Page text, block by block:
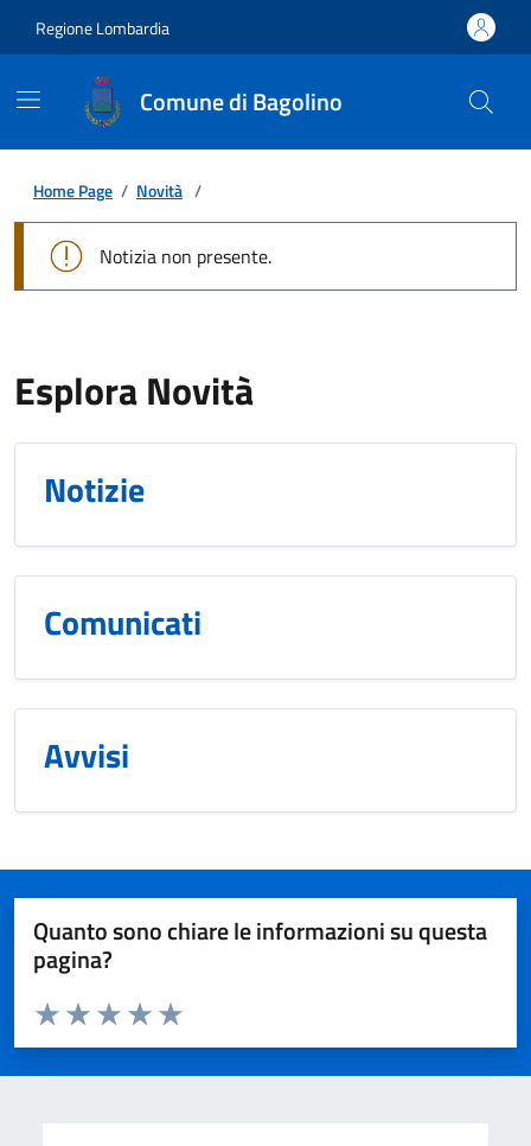
Regione Lombardia
Comune di Bagolino
Home Page / Novità /
Notizia non presente.
Esplora Novità
Notizie
Comunicati
Avvisi
Quanto sono chiare le informazioni su questa
pagina?
Valuta da 1 a 5 stelle la pagina
Valuta 5 stelle su 5
Valuta 4 stelle su 5
Valuta 3 stelle su 5
Valuta 2 stelle su 5
Valuta 1 stelle su 5